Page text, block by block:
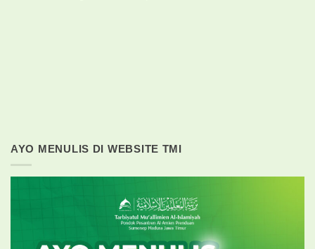
AYO MENULIS DI WEBSITE TMI